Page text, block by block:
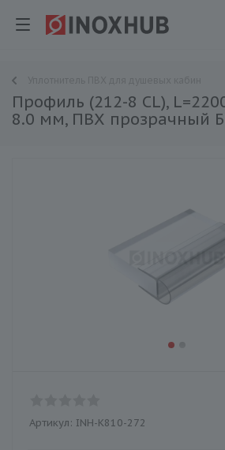
Профиль (212-8 CL),
8.0 мм, ПВХ прозрачный
Артикул: INH-K810-272